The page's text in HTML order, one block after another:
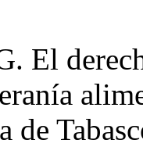
El
de